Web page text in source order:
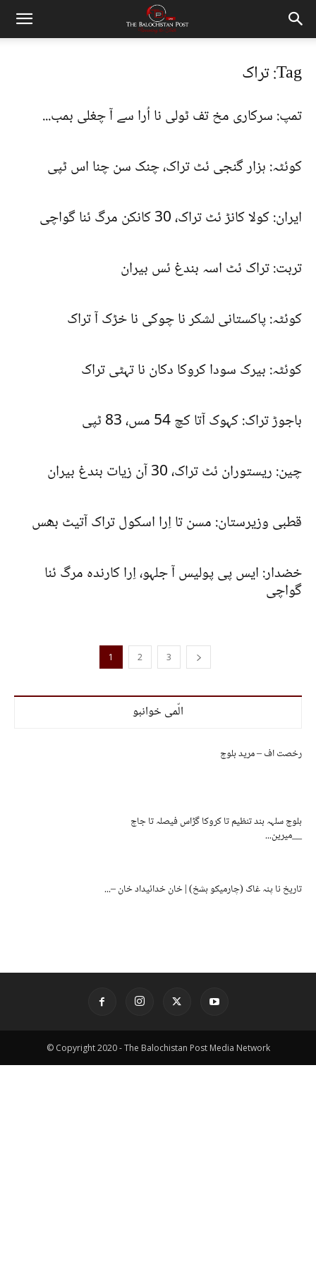
Tag: تراک
تمپ: سرکاری مخ تف ٹولی نا اُرا سے آ چغلی بمب...
کوئٹہ: ہزار گنجی ئٹ تراک، چنک سن چنا اس ٹپی
ایران: کولا کانڑ ئٹ تراک، 30 کانکن مرگ ئنا گواچی
تربت: تراک ئٹ اسہ بندغ ئس بیران
کوئٹہ: پاکستانی لشکر نا چوکی نا خڑک آ تراک
کوئٹہ: بیرک سودا کروکا دکان نا تہٹی تراک
باجوڑ تراک: کہوک آتا کچ 54 مس، 83 ٹپی
چین: ریستوران ئٹ تراک، 30 آن زیات بندغ بیران
قطبی وزیرستان: مسن تا اِرا اسکول تراک آتیٹ بھس
خضدار: ایس پی پولیس آ جلہو، اِرا کارندہ مرگ ئنا
گواچی
1 2 3
الّمی خوانبو
رخصت اف – مرید بلوچ
بلوچ سلہہ بند تنظیم تا کروکا گڑاس فیصلہ تا جاچ
__میرین...
تاریخ نا پنہ غاک (چارمیکو بشخ) | خان خدائیداد خان –...
© Copyright 2020 - The Balochistan Post Media Network